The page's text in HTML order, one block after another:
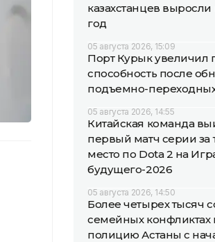
казахстанцев выросли
год
05 августа 2026, 15:09
Порт Курык увеличил
способность после
подъемно-
05 августа 2026, 14:55
Китайская команда
первый матч серии за
место по Dota 2 на
будущего-2026
05 августа 2026, 14:50
Более четырех тысяч
семейных конфликтах
полицию Астаны с